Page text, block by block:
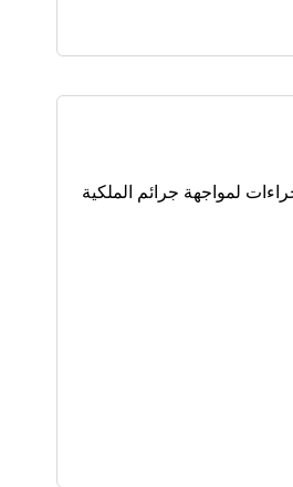
لمواجهة جرائم الملكية